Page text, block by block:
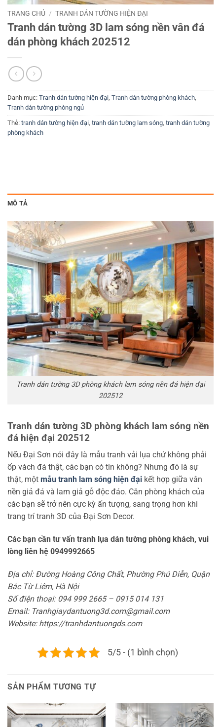
TRANG CHỦ / TRANH DÁN TƯỜNG HIỆN ĐẠI
Tranh dán tường 3D lam sóng nền vân đá
dán phòng khách 202512
Danh mục: Tranh dán tường hiện đại Tranh dán tường phòng khách
Tranh dán tường phòng ngủ
Thẻ: tranh dán tường hiện đại tranh dán tường lam sóng tranh dán tường
phòng khách
MÔ TẢ
Tranh dán tường 3D phòng khách lam sóng nền đá hiện đại
202512
Tranh dán tường 3D phòng khách lam sóng nền
đá hiện đại 202512
Nếu Đại Sơn nói đây là mẫu tranh vải lụa chứ không phải
ốp vách đá thật, các bạn có tin không? Nhưng đó là sự
thật, một mẫu tranh lam sóng hiện đại kết hợp giữa vân
nền giả đá và lam giả gỗ độc đáo. Căn phòng khách của
các bạn sẽ trở nên cực kỳ ấn tượng, sang trọng hơn khi
trang trí tranh 3D của Đại Sơn Decor.
Các bạn cần tư vấn tranh lụa dán tường phòng khách, vui
lòng liên hệ 0949992665
Địa chỉ: Đường Hoàng Công Chất, Phường Phú Diễn, Quận
Bắc Từ Liêm, Hà Nội
Số điện thoại: 094 999 2665 – 0915 014 131
Email: Tranhgiaydantuong3d.com@gmail.com
Website: https://tranhdantuongds.com
5/5 - (1 bình chọn)
SẢN PHẨM TƯƠNG TỰ